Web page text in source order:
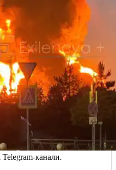
Telegram-канали.